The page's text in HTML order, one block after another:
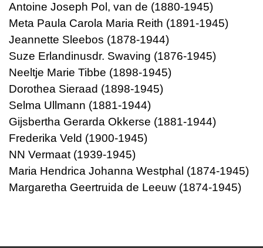
Antoine Joseph Pol, van de (1880-1945)
Meta Paula Carola Maria Reith (1891-1945)
Jeannette Sleebos (1878-1944)
Suze Erlandinusdr. Swaving (1876-1945)
Neeltje Marie Tibbe (1898-1945)
Dorothea Sieraad (1898-1945)
Selma Ullmann (1881-1944)
Gijsbertha Gerarda Okkerse (1881-1944)
Frederika Veld (1900-1945)
NN Vermaat (1939-1945)
Maria Hendrica Johanna Westphal (1874-1945)
Margaretha Geertruida de Leeuw (1874-1945)